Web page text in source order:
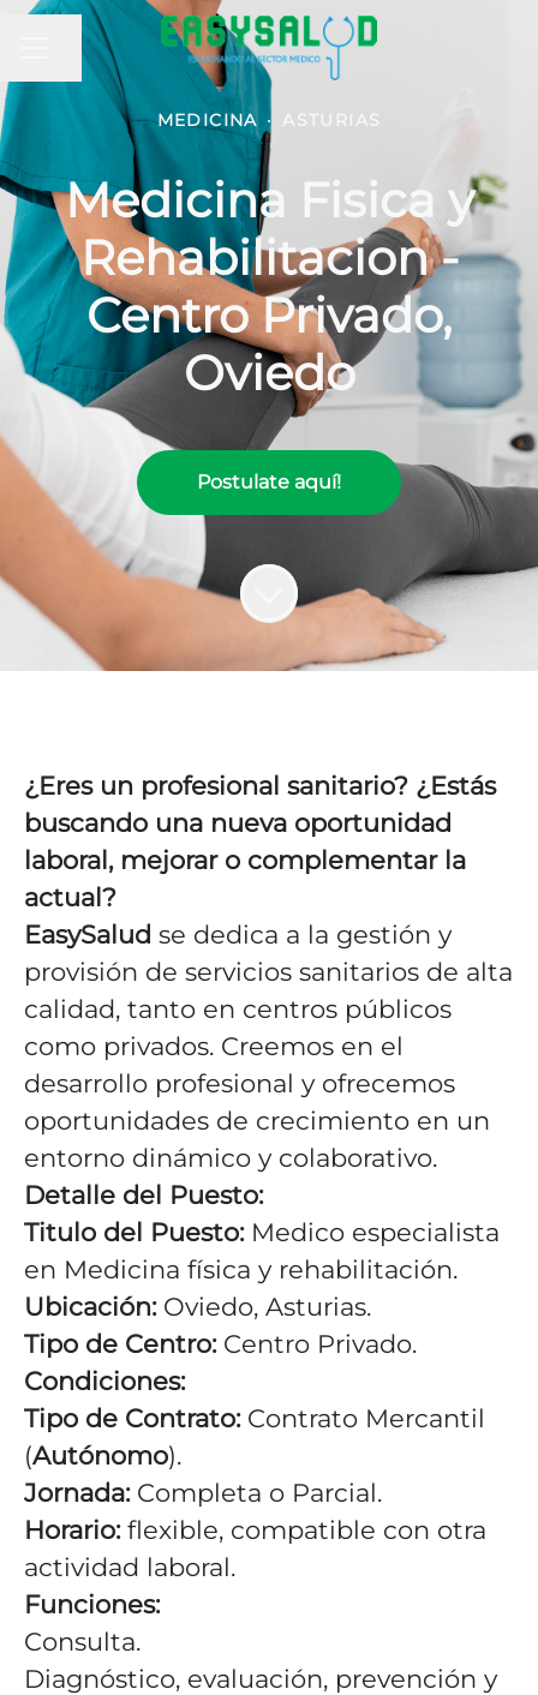
MENÚ DE EMPLEO
Compartir página
MEDICINA · ASTURIAS
Medicina Fisica y
Rehabilitacion -
Centro Privado,
Oviedo
Postulate aquí!
¿Eres un profesional sanitario? ¿Estás
buscando una nueva oportunidad
laboral, mejorar o complementar la
actual?
EasySalud se dedica a la gestión y
provisión de servicios sanitarios de alta
calidad, tanto en centros públicos
como privados. Creemos en el
desarrollo profesional y ofrecemos
oportunidades de crecimiento en un
entorno dinámico y colaborativo.
Detalle del Puesto:
Titulo del Puesto:Medico especialista
en Medicina física y rehabilitación.
Ubicación:Oviedo, Asturias.
Tipo de Centro:Centro Privado.
Condiciones:
Tipo de Contrato:Contrato Mercantil
(Autónomo).
Jornada:Completa o Parcial.
Horario:flexible, compatible con otra
actividad laboral.
Funciones:
Consulta.
Diagnóstico, evaluación, prevención y